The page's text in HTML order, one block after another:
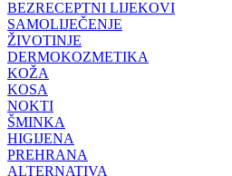
BEZRECEPTNI LIJEKOVI
SAMOLIJEČENJE
ŽIVOTINJE
DERMOKOZMETIKA
KOŽA
KOSA
NOKTI
ŠMINKA
HIGIJENA
PREHRANA
ALTERNATIVA